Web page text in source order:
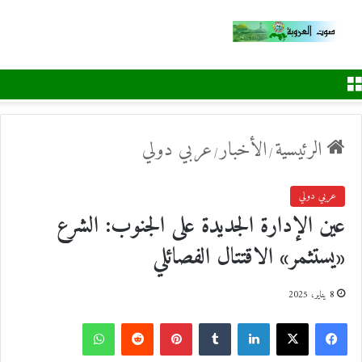
الرئيسية/الأخبار/عربي دولي
عربي دولي
عين الإدارة الجديدة على الجنوب: الشرع
«يستثمر» الاقتتال الفصائلي
8 يناير، 2025